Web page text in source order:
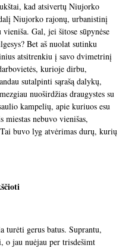
kad atsivertų Niujorko
Niujorko rajonų, urbanistinį
Gal, jei šitose sūpynėse
Bet aš nuolat sutinku
atsitrenkiu į savo dvimetrinį
kurioje dirbu,
sutalpinti sąrašą dalykų,
nuoširdžias draugystes su
kampelių, apie kuriuos esu
nebuvo vienišas,
buvo lyg atvėrimas durų, kurių
turėti gerus batus. Suprantu,
o jau nuėjau per trisdešimt